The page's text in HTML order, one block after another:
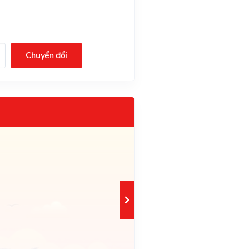
Chuyển đổi